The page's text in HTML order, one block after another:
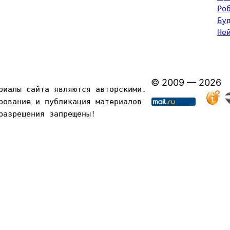
сайта являются авторскими.
и публикация материалов
запрещены!
© 2009 — 2026